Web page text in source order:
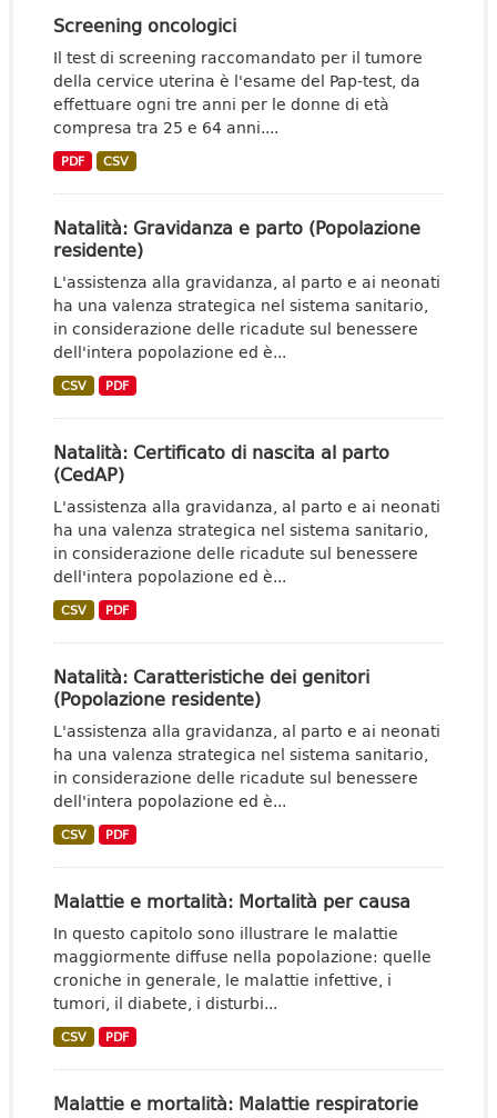
Screening oncologici
Il test di screening raccomandato per il tumore
della cervice uterina è l'esame del Pap-test, da
effettuare ogni tre anni per le donne di età
compresa tra 25 e 64 anni....
PDF CSV
Natalità: Gravidanza e parto (Popolazione
residente)
L'assistenza alla gravidanza, al parto e ai neonati
ha una valenza strategica nel sistema sanitario,
in considerazione delle ricadute sul benessere
dell'intera popolazione ed è...
CSV PDF
Natalità: Certificato di nascita al parto
(CedAP)
L'assistenza alla gravidanza, al parto e ai neonati
ha una valenza strategica nel sistema sanitario,
in considerazione delle ricadute sul benessere
dell'intera popolazione ed è...
CSV PDF
Natalità: Caratteristiche dei genitori
(Popolazione residente)
L'assistenza alla gravidanza, al parto e ai neonati
ha una valenza strategica nel sistema sanitario,
in considerazione delle ricadute sul benessere
dell'intera popolazione ed è...
CSV PDF
Malattie e mortalità: Mortalità per causa
In questo capitolo sono illustrare le malattie
maggiormente diffuse nella popolazione: quelle
croniche in generale, le malattie infettive, i
tumori, il diabete, i disturbi...
CSV PDF
Malattie e mortalità: Malattie respiratorie